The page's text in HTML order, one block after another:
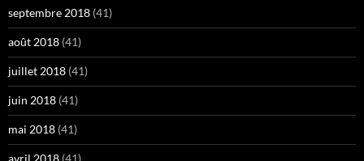
septembre 2018 (41)
août 2018 (41)
juillet 2018 (41)
juin 2018 (41)
mai 2018 (41)
avril 2018 (41)